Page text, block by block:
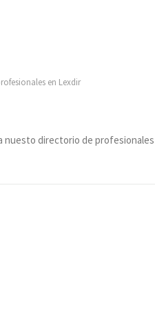
en Lexdir
nuesto directorio de profesionales